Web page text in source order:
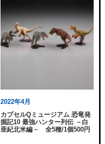
2022年4月
カプセルQミュージアム 恐竜発
掘記10 最強ハンター列伝 －白
亜紀北米編－ 全5種/1個500円